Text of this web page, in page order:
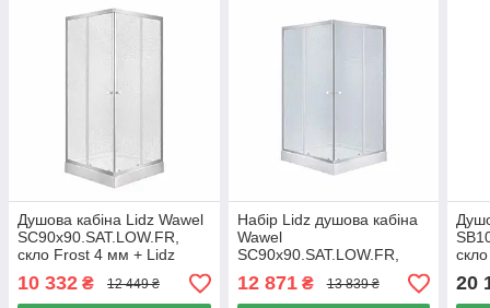
Душова кабіна Lidz Wawel
SC90x90.SAT.LOW.FR,
скло Frost 4 мм + Lidz
Душовий піддон KAPIELKA
ST90x90х14
10 332 ₴ 12 449 ₴
Набір Lidz душова кабіна
Wawel
SC90x90.SAT.LOW.FR,
скло Frost 4 мм + піддон
Mazur
12 871₴ 13 839 ₴ 20